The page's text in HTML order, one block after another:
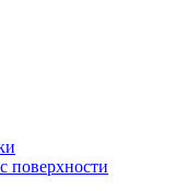
поверхности